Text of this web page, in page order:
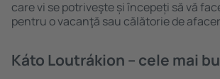
care vi se potriveşte și începeți să vă
pentru o vacanţă sau călătorie de
Káto Loutrákion – cele mai